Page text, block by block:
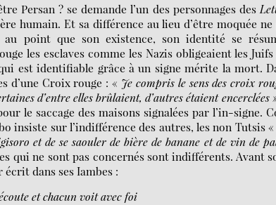
Persan ? se demande l’un des personnages des
humain. Et sa différence au lieu d’être moquée
au point que son existence, son identité se
les esclaves comme les Nazis obligeaient les
est identifiable grâce à un signe mérite la mort.
d’une Croix rouge : « Je compris le sens des croix
d’entre elles brûlaient, d’autres étaient encerclées
le saccage des maisons signalées par l’in-signe.
insiste sur l’indifférence des autres, les non Tutsis «
et de se saouler de bière de banane et de vin de
qui ne sont pas concernés sont indifférents. Avant
dans ses Iambes :
et chacun voit avec foi